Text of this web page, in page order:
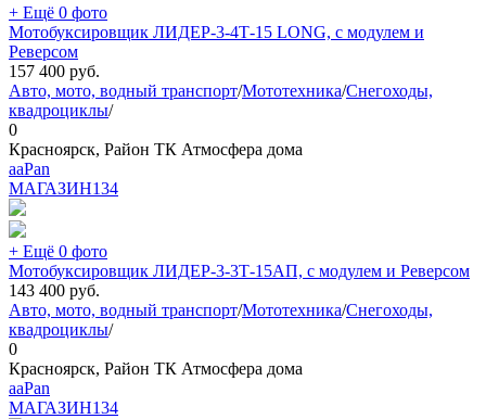
+ Ещё 0 фото
Мотобуксировщик ЛИДЕР-3-4Т-15 LONG, с модулем и
Реверсом
157 400 руб.
Авто, мото, водный транспорт/Мототехника/Снегоходы,
квадроциклы/
0
Красноярск, Район ТК Атмосфера дома
aaPan
МАГАЗИН134
+ Ещё 0 фото
Мотобуксировщик ЛИДЕР-3-3Т-15АП, с модулем и Реверсом
143 400 руб.
Авто, мото, водный транспорт/Мототехника/Снегоходы,
квадроциклы/
0
Красноярск, Район ТК Атмосфера дома
aaPan
МАГАЗИН134